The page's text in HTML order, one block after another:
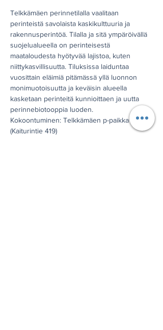
Telkkämäen perinnetilalla vaalitaan
perinteistä savolaista kaskikulttuuria ja
rakennusperintöä. Tilalla ja sitä ympäröivällä
suojelualueella on perinteisestä
maataloudesta hyötyvää lajistoa, kuten
niittykasvillisuutta. Tiluksissa laiduntaa
vuosittain eläimiä pitämässä yllä luonnon
monimuotoisuutta ja keväisin alueella
kasketaan perinteitä kunnioittaen ja uutta
perinnebiotooppia luoden.
Kokoontuminen: Telkkämäen p-paikka
(Kaiturintie 419)